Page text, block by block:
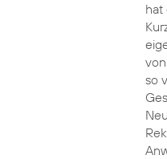
hat
so